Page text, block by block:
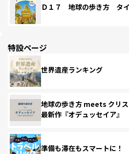
Ｄ１７ 地球の歩き方 タ
特設ページ
世界遺産ランキング
地球の歩き方 meets クリ
最新作『オデュッセイア』
準備も滞在もスマートに